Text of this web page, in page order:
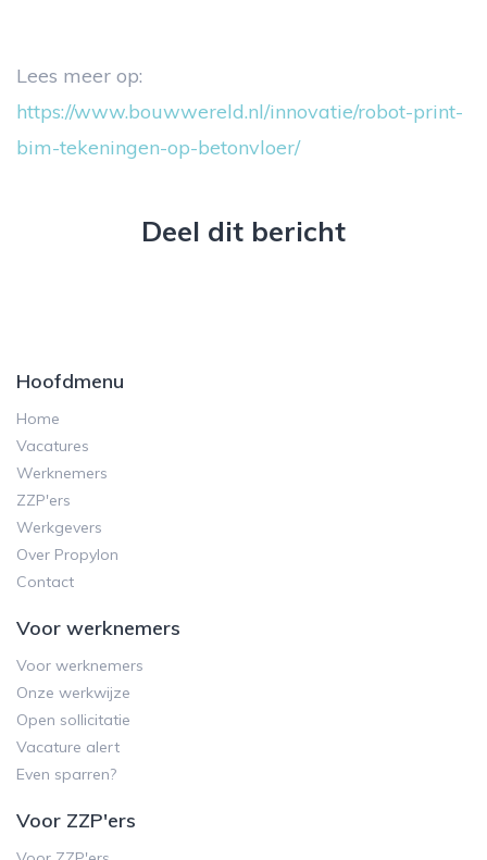
Lees meer op:
https://www.bouwwereld.nl/innovatie/robot-print-
bim-tekeningen-op-betonvloer/
Deel dit bericht
Hoofdmenu
Home
Vacatures
Werknemers
ZZP'ers
Werkgevers
Over Propylon
Contact
Voor werknemers
Voor werknemers
Onze werkwijze
Open sollicitatie
Vacature alert
Even sparren?
Voor ZZP'ers